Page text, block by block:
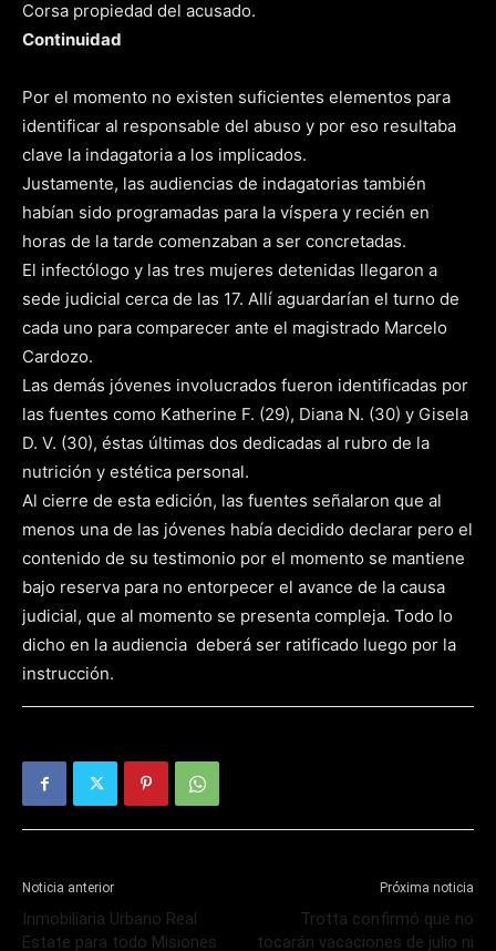
Corsa propiedad del acusado.
Continuidad
Por el momento no existen suficientes elementos para
identificar al responsable del abuso y por eso resultaba
clave la indagatoria a los implicados.
Justamente, las audiencias de indagatorias también
habían sido programadas para la víspera y recién en
horas de la tarde comenzaban a ser concretadas.
El infectólogo y las tres mujeres detenidas llegaron a
sede judicial cerca de las 17. Allí aguardarían el turno de
cada uno para comparecer ante el magistrado Marcelo
Cardozo.
Las demás jóvenes involucrados fueron identificadas por
las fuentes como Katherine F. (29), Diana N. (30) y Gisela
D. V. (30), éstas últimas dos dedicadas al rubro de la
nutrición y estética personal.
Al cierre de esta edición, las fuentes señalaron que al
menos una de las jóvenes había decidido declarar pero el
contenido de su testimonio por el momento se mantiene
bajo reserva para no entorpecer el avance de la causa
judicial, que al momento se presenta compleja. Todo lo
dicho en la audiencia deberá ser ratificado luego por la
instrucción.
Noticia anterior
Inmobiliaria Urbano Real
Estate para todo Misiones
Próxima noticia
Trotta confirmó que no
tocarán vacaciones de julio ni